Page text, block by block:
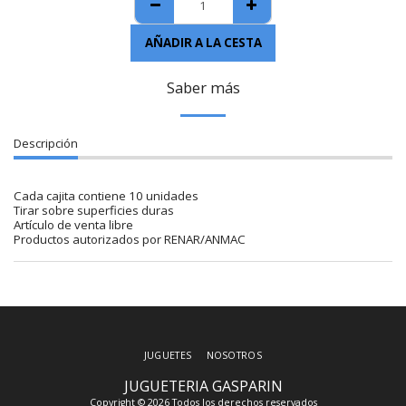
AÑADIR A LA CESTA
Saber más
Descripción
Cada cajita contiene 10 unidades
Tirar sobre superficies duras
Artículo de venta libre
Productos autorizados por RENAR/ANMAC
JUGUETERIA GASPARIN
Copyright © 2026 Todos los derechos reservados
JUGUETES NOSOTROS